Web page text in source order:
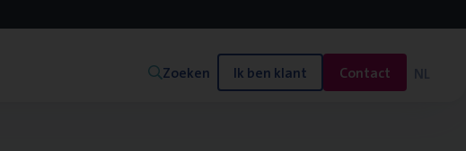
Zoeken Ik ben klant Contact NL